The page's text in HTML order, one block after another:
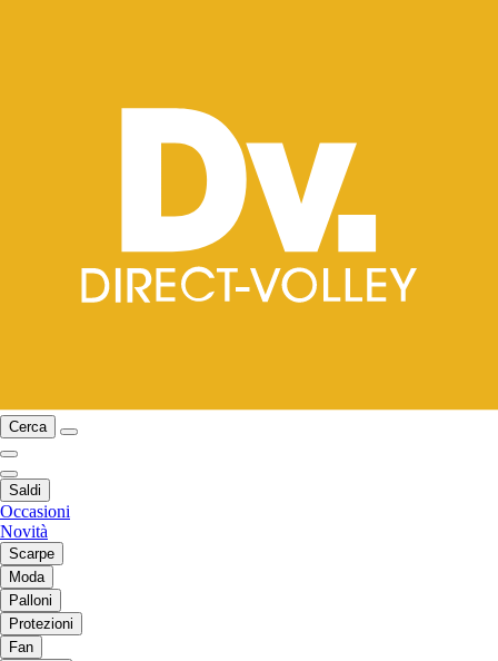
Cerca
Saldi
Occasioni
Novità
Scarpe
Moda
Palloni
Protezioni
Fan